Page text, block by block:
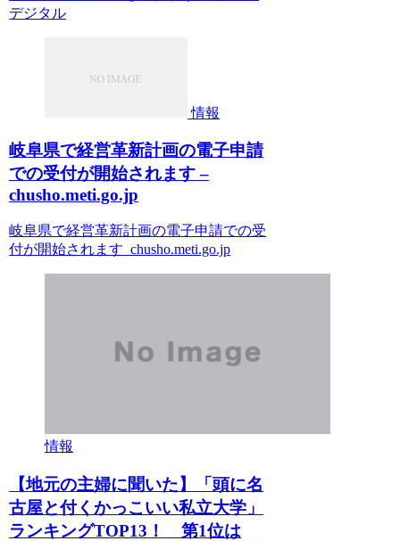
デジタル
情報
岐阜県で経営革新計画の電子申請
での受付が開始されます –
chusho.meti.go.jp
岐阜県で経営革新計画の電子申請での受
付が開始されます chusho.meti.go.jp
情報
【地元の主婦に聞いた】「頭に名
古屋と付くかっこいい私立大学」
ランキングTOP13！ 第1位は